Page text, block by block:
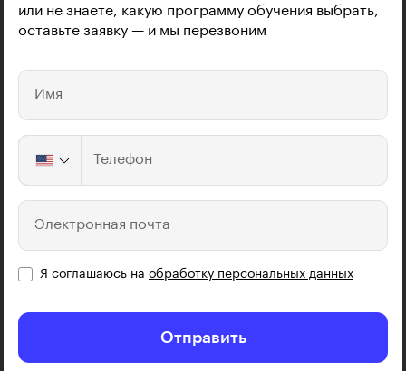
или не знаете, какую программу обучения выбрать,
оставьте заявку — и мы перезвоним
Имя
Телефон
Электронная почта
Я соглашаюсь на обработку персональных данных
Отправить